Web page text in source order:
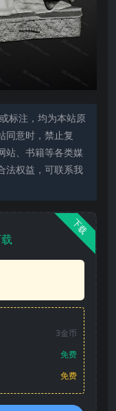
标注，均为本站原
同意时，禁止复
站、书籍等各类媒
法权益，可联系我
下载
3金币
免费
免费